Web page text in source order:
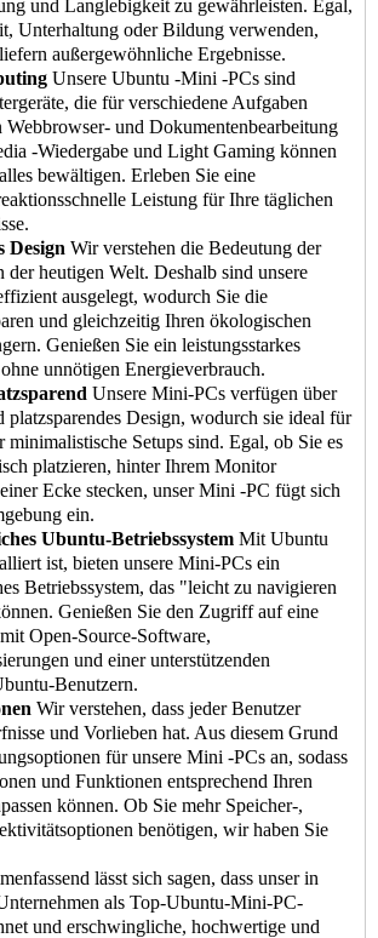
und Langlebigkeit zu gewährleisten. Egal,
Unterhaltung oder Bildung verwenden,
außergewöhnliche Ergebnisse.
Unsere Ubuntu -Mini -PCs sind
die für verschiedene Aufgaben
Webbrowser- und Dokumentenbearbeitung
-Wiedergabe und Light Gaming können
bewältigen. Erleben Sie eine
Leistung für Ihre täglichen
Design Wir verstehen die Bedeutung der
heutigen Welt. Deshalb sind unsere
ausgelegt, wodurch Sie die
und gleichzeitig Ihren ökologischen
Genießen Sie ein leistungsstarkes
unnötigen Energieverbrauch.
Unsere Mini-PCs verfügen über
platzsparendes Design, wodurch sie ideal für
minimalistische Setups sind. Egal, ob Sie es
platzieren, hinter Ihrem Monitor
Ecke stecken, unser Mini -PC fügt sich
ein.
Ubuntu-Betriebssystem Mit Ubuntu
ist, bieten unsere Mini-PCs ein
Betriebssystem, das "leicht zu navigieren
Genießen Sie den Zugriff auf eine
Open-Source-Software,
und einer unterstützenden
Benutzern.
Wir verstehen, dass jeder Benutzer
und Vorlieben hat. Aus diesem Grund
für unsere Mini -PCs an, sodass
und Funktionen entsprechend Ihren
können. Ob Sie mehr Speicher-,
benötigen, wir haben Sie
lässt sich sagen, dass unser in
als Top-Ubuntu-Mini-PC-
und erschwingliche, hochwertige und